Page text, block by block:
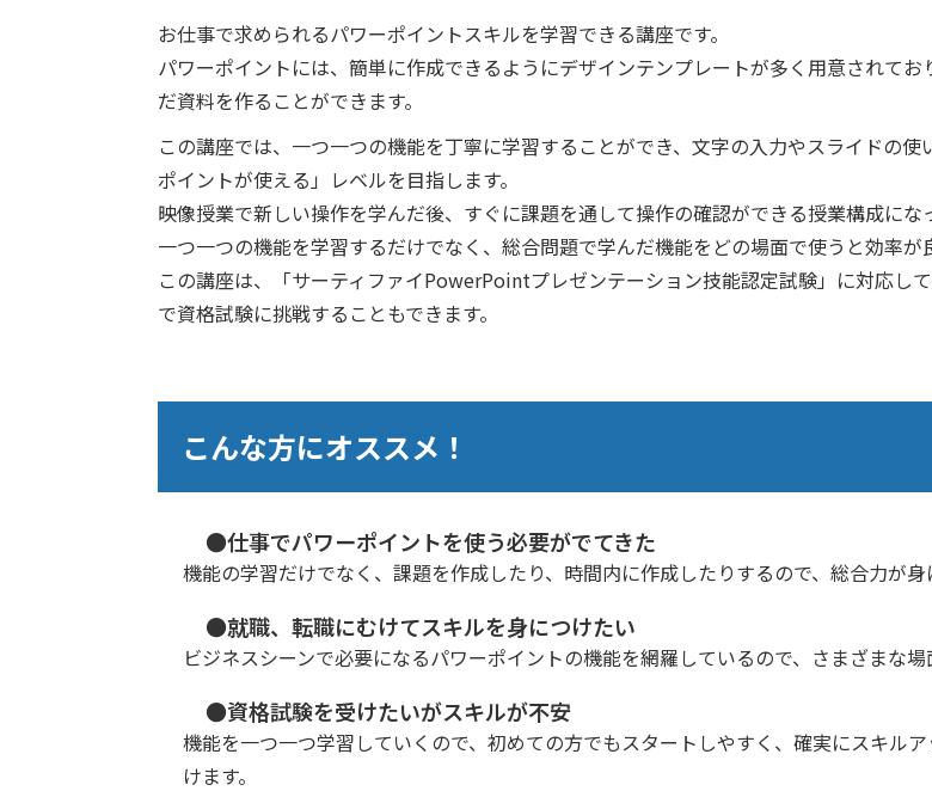
お仕事で求められるパワーポイントスキルを学習できる講座です。
パワーポイントには、簡単に作成できるようにデザインテンプレートが多く用意されて
だ資料を作ることができます。
この講座では、一つ一つの機能を丁寧に学習することができ、文字の入力やスライドの
ポイントが使える」レベルを目指します。
映像授業で新しい操作を学んだ後、すぐに課題を通して操作の確認ができる授業構成にな
一つ一つの機能を学習するだけでなく、総合問題で学んだ機能をどの場面で使うと効率が
この講座は、「サーティファイPowerPointプレゼンテーション技能認定試験」に対応し
で資格試験に挑戦することもできます。
こんな方にオススメ！
●仕事でパワーポイントを使う必要がでてきた
機能の学習だけでなく、課題を作成したり、時間内に作成したりするので、総合力が身
●就職、転職にむけてスキルを身につけたい
ビジネスシーンで必要になるパワーポイントの機能を網羅しているので、さまざまな場
●資格試験を受けたいがスキルが不安
機能を一つ一つ学習していくので、初めての方でもスタートしやすく、確実にスキル
けます。